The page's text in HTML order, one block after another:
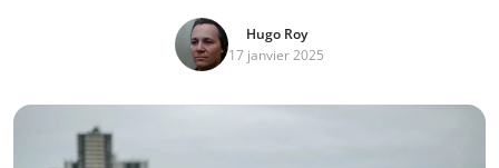
Hugo Roy
17 janvier 2025